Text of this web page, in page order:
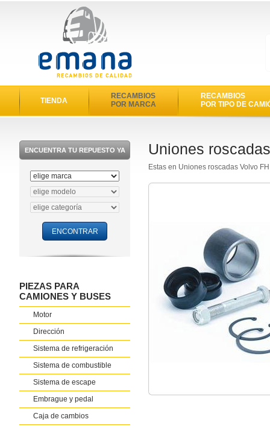
TIENDA
RECAMBIOS
POR MARCA
RECAMBIOS
POR TIPO DE
ENCUENTRA TU REPUESTO YA
PIEZAS PARA
CAMIONES Y BUSES
Motor
Dirección
Sistema de refrigeración
Sistema de combustible
Sistema de escape
Embrague y pedal
Caja de cambios
Uniones
Estas en Uniones roscadas Volvo